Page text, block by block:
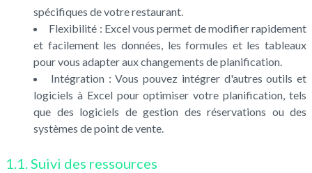
spécifiques de votre restaurant.
Flexibilité : Excel vous permet de modifier rapidement
et facilement les données, les formules et les tableaux
pour vous adapter aux changements de planification.
Intégration : Vous pouvez intégrer d'autres outils et
logiciels à Excel pour optimiser votre planification, tels
que des logiciels de gestion des réservations ou des
systèmes de point de vente.
1.1. Suivi des ressources